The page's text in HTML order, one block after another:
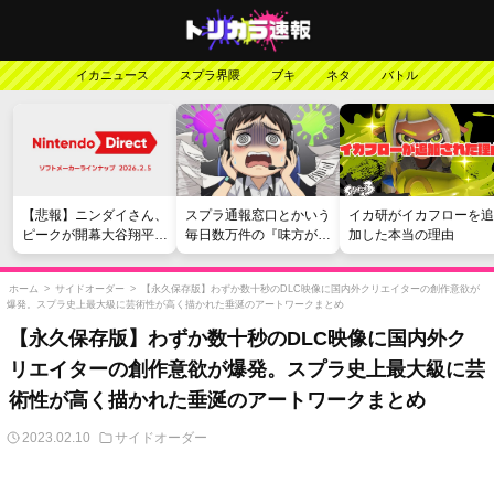
イカニュース スプラ界隈 ブキ ネタ バトル
【悲報】ニンダイさん、
ピークが開幕大谷翔平の
がっかりダイレクトだっ
たと言われてしまう
スプラ通報窓口とかいう
毎日数万件の『味方が弱
い』愚痴を読まされる苦
行
イカ研がイカフローを追
加した本当の理由
ホーム > サイドオーダー >
【永久保存版】わずか数十秒のDLC映像に国内外クリエイターの創作意欲が
爆発。スプラ史上最大級に芸術性が高く描かれた垂涎のアートワークまとめ
【永久保存版】わずか数十秒のDLC映像に国内外ク
リエイターの創作意欲が爆発。スプラ史上最大級に芸
術性が高く描かれた垂涎のアートワークまとめ
2023.02.10 サイドオーダー